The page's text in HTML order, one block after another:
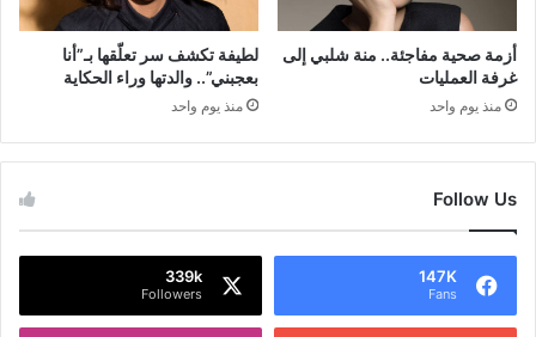
أزمة صحية مفاجئة.. منة شلبي إلى
غرفة العمليات
منذ يوم واحد
لطيفة تكشف سر تعلّقها بـ”أنا
بعجبني”.. والدتها وراء الحكاية
منذ يوم واحد
Follow Us
147K
Fans
339k
Followers